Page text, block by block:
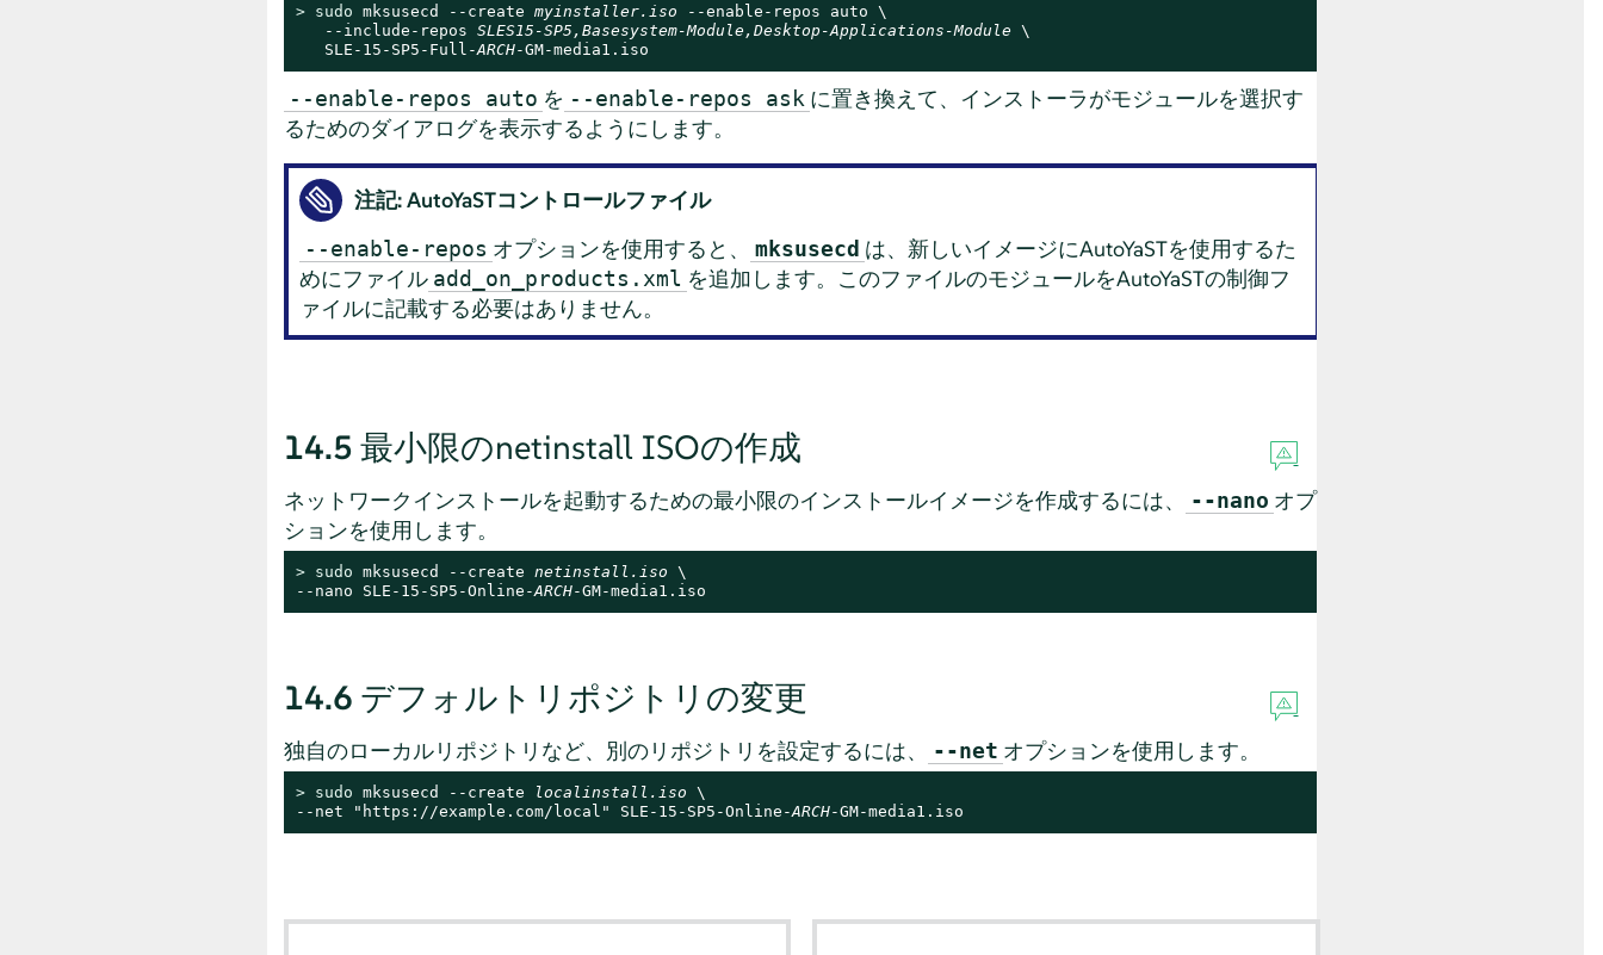
> sudo mksusecd --create myinstaller.iso --enable-repos auto \
   --include-repos
SLES15-SP5,Basesystem-Module,Desktop-Applications-Module \
   SLE-15-SP5-Full-
ARCH-GM-media1.iso
--enable-repos auto を --enable-repos ask に置き換えて、インストーラがモジュールを選択す
るためのダイアログを表示するようにします。
注記: AutoYaSTコントロールファイル
--enable-repos オプションを使用すると、 mksusecd は、新しいイメージにAutoYaSTを使用するた
めにファイル add_on_products.xml を追加します。このファイルのモジュールをAutoYaSTの制御フ
ァイルに記載する必要はありません。
14.5 最小限のnetinstall ISOの作成
ネットワークインストールを起動するための最小限のインストールイメージを作成するには、 --nano オプ
ションを使用します。
> sudo mksusecd --create netinstall.iso \
--nano SLE-15-SP5-Online-ARCH-GM-media1.iso
14.6 デフォルトリポジトリの変更
独自のローカルリポジトリなど、別のリポジトリを設定するには、 --net オプションを使用します。
> sudo mksusecd --create localinstall.iso \
--net "https://example.com/local" SLE-15-SP5-Online-ARCH-GM-media1.iso